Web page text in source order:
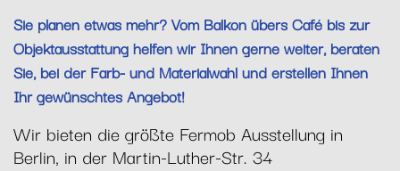
Sie planen etwas mehr? Vom Balkon übers Café bis zur
Objektausstattung helfen wir Ihnen gerne weiter, beraten
Sie, bei der Farb- und Materialwahl und erstellen Ihnen
Ihr gewünschtes Angebot!
Wir bieten die größte Fermob Ausstellung in
Berlin, in der Martin-Luther-Str. 34